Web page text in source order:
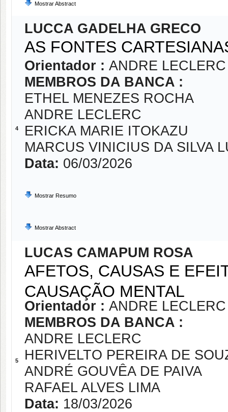
Mostrar Abstract
4
LUCCA GADELHA GRECO
AS FONTES
Orientador : ANDRE LECLERC
MEMBROS DA BANCA :
ETHEL MENEZES ROCHA
ANDRE LECLERC
ERICKA MARIE ITOKAZU
MARCUS VINICIUS DA SILVA
Data: 06/03/2026
Mostrar Resumo
Mostrar Abstract
5
LUCAS CAMAPUM ROSA
AFETOS, CAUSAS E
CAUSAÇÃO MENTAL
Orientador : ANDRE LECLERC
MEMBROS DA BANCA :
ANDRE LECLERC
HERIVELTO PEREIRA DE
ANDRÉ GOUVÊA DE PAIVA
RAFAEL ALVES LIMA
Data: 18/03/2026